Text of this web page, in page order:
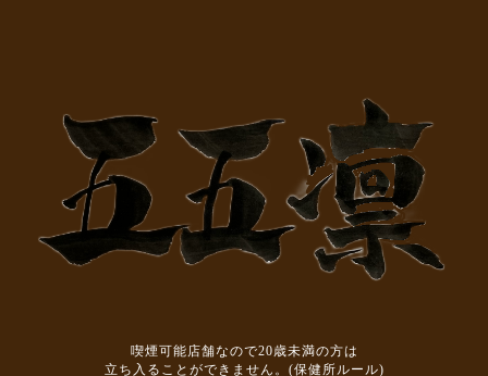
喫煙可能店舗なので20歳未満の方は
立ち入ることができません。(保健所ルール)